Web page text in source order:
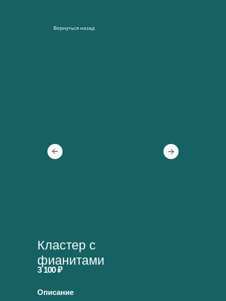
Вернуться назад
Кластер с
фианитами
Описание
3 100 ₽